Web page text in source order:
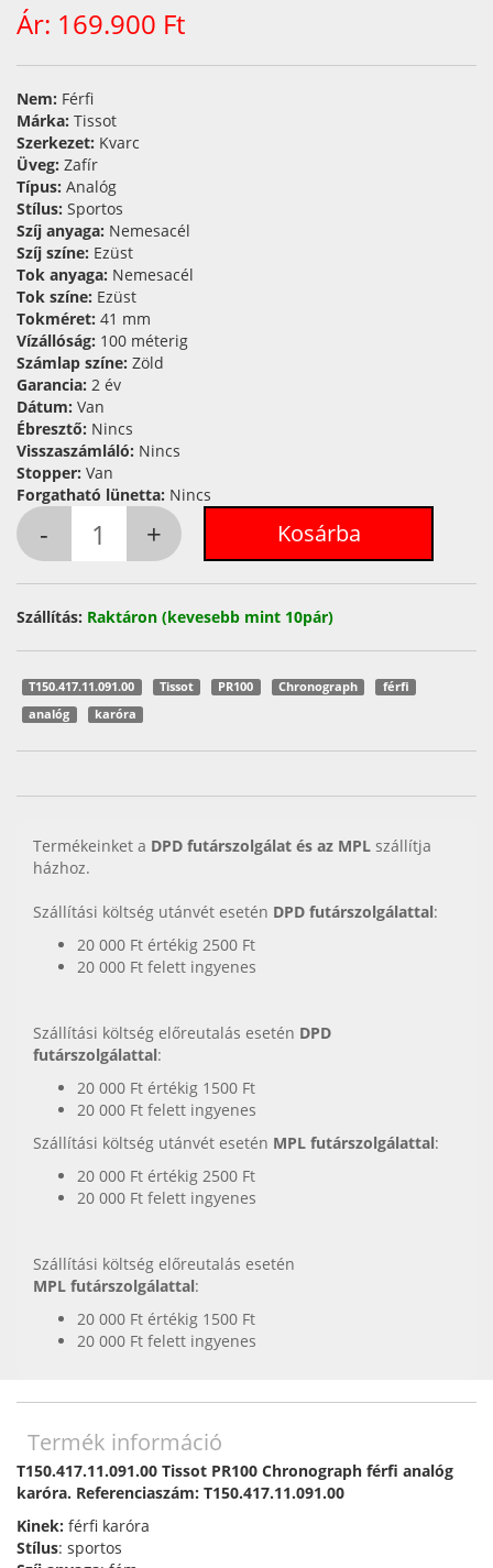
Ár: 169.900 Ft
Nem: Férfi
Márka: Tissot
Szerkezet: Kvarc
Üveg: Zafír
Típus: Analóg
Stílus: Sportos
Szíj anyaga: Nemesacél
Szíj színe: Ezüst
Tok anyaga: Nemesacél
Tok színe: Ezüst
Tokméret: 41 mm
Vízállóság: 100 méterig
Számlap színe: Zöld
Garancia: 2 év
Dátum: Van
Ébresztő: Nincs
Visszaszámláló: Nincs
Stopper: Van
Forgatható lünetta: Nincs
Szállítás: Raktáron (kevesebb mint 10pár)
T150.417.11.091.00 Tissot PR100 Chronograph
férfi
analóg
karóra
Termékeinket a DPD futárszolgálat és az MPL szállítja
házhoz.
Szállítási költség utánvét esetén DPD futárszolgálattal:
20 000 Ft értékig 2500 Ft
20 000 Ft felett ingyenes
Szállítási költség előreutalás esetén DPD
futárszolgálattal:
20 000 Ft értékig 1500 Ft
20 000 Ft felett ingyenes
Szállítási költség utánvét esetén MPL futárszolgálattal:
20 000 Ft értékig 2500 Ft
20 000 Ft felett ingyenes
Szállítási költség előreutalás esetén
MPL futárszolgálattal:
20 000 Ft értékig 1500 Ft
20 000 Ft felett ingyenes
Termék információ
T150.417.11.091.00 Tissot PR100 Chronograph férfi analóg
karóra. Referenciaszám: T150.417.11.091.00
Kinek: férfi karóra
Stílus: sportos